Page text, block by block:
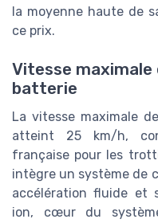
la moyenne haute de
ce prix.
Vitesse
batterie
La vitesse maximale
atteint 25 km/h,
française pour les
intègre un système de
accélération fluide et
ion, cœur du